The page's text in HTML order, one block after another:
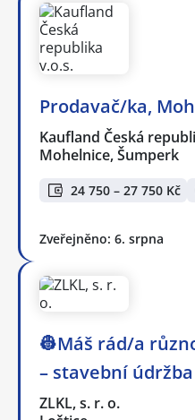
Prodavač/ka,
Kaufland Česká
Mohelnice, Šumperk
24 750 – 27 750 Kč
Zveřejněno: 6. srpna
👷Máš rád/a
– stavební údržba
ZLKL, s. r. o.